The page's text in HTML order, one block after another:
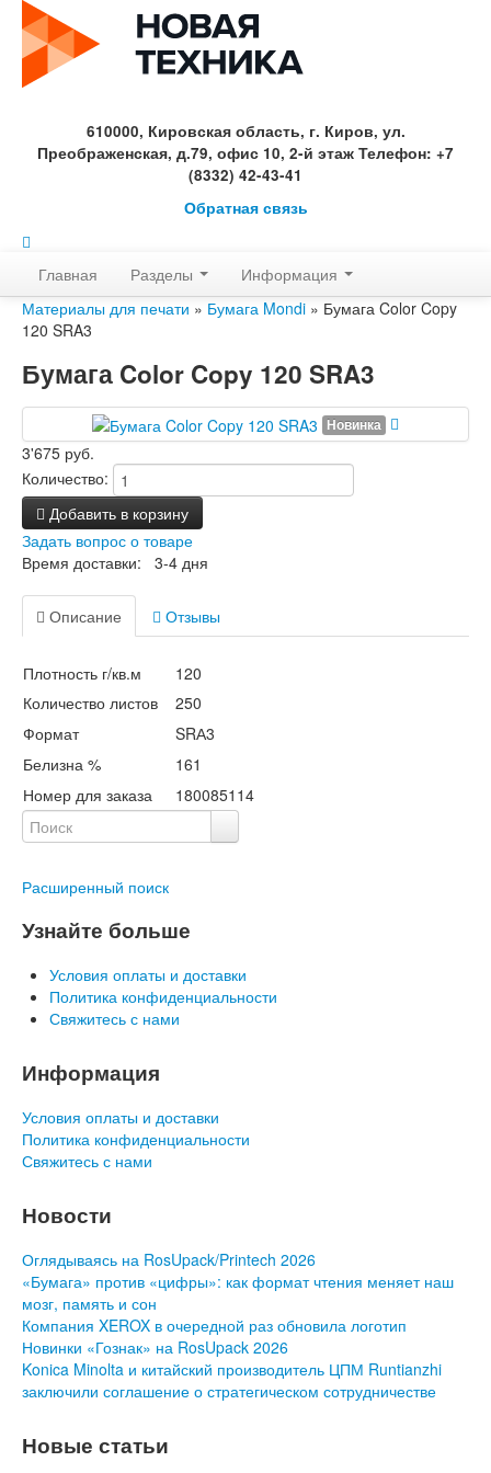
610000, Кировская область, г. Киров, ул.
Преображенская, д.79, офис 10, 2-й этаж Телефон: +7
(8332) 42-43-41
Обратная связь
Главная Разделы
Информация
Материалы для печати » Бумага Mondi » Бумага Color Copy
120 SRA3
Бумага Color Copy 120 SRA3
Новинка
3'675 руб.
Количество:
Добавить в корзину
Задать вопрос о товаре
Время доставки: 3-4 дня
Описание Отзывы
Плотность г/кв.м
120
Количество листов
250
Формат
SRА3
Белизна %
161
Номер для заказа
180085114
Расширенный поиск
Узнайте больше
Условия оплаты и доставки
Политика конфиденциальности
Свяжитесь с нами
Информация
Условия оплаты и доставки
Политика конфиденциальности
Свяжитесь с нами
Новости
Оглядываясь на RosUpack/Printech 2026
«Бумага» против «цифры»: как формат чтения меняет наш
мозг, память и сон
Компания XEROX в очередной раз обновила логотип
Новинки «Гознак» на RosUpack 2026
Konica Minolta и китайский производитель ЦПМ Runtianzhi
заключили соглашение о стратегическом сотрудничестве
Новые статьи